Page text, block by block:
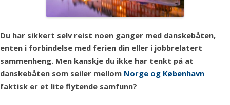
Du har sikkert selv reist noen ganger med danskebåten,
enten i forbindelse med ferien din eller i jobbrelatert
sammenheng. Men kanskje du ikke har tenkt på at
danskebåten som seiler mellom Norge og København
faktisk er et lite flytende samfunn?